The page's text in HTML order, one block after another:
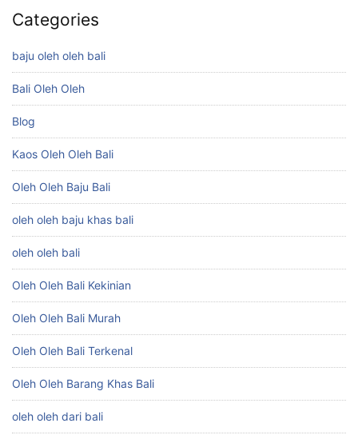
Categories
baju oleh oleh bali
Bali Oleh Oleh
Blog
Kaos Oleh Oleh Bali
Oleh Oleh Baju Bali
oleh oleh baju khas bali
oleh oleh bali
Oleh Oleh Bali Kekinian
Oleh Oleh Bali Murah
Oleh Oleh Bali Terkenal
Oleh Oleh Barang Khas Bali
oleh oleh dari bali